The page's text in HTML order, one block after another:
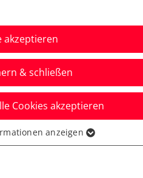
Bank
akzeptieren
& schließen
Cookies akzeptieren
grundlegende Funktionen der
gewährleistet, dass die Webseite
anzeigen